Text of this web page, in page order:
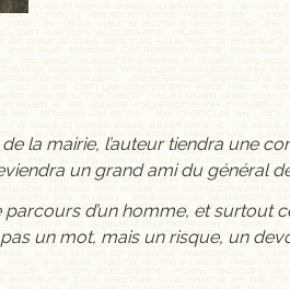
la mairie, l’auteur tiendra une
un grand ami du général
d’un homme, et surtout
un mot, mais un risque, un